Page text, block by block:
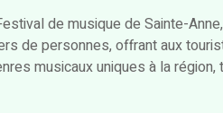
de musique de Sainte-
de personnes, offrant aux
musicaux uniques à la